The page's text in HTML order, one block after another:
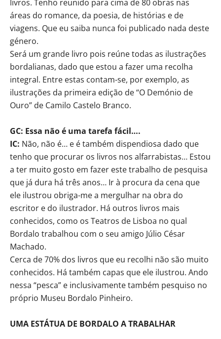
livros. Tenho reunido para cima de 80 obras nas
áreas do romance, da poesia, de histórias e de
viagens. Que eu saiba nunca foi publicado nada deste
género.
Será um grande livro pois reúne todas as ilustrações
bordalianas, dado que estou a fazer uma recolha
integral. Entre estas contam-se, por exemplo, as
ilustrações da primeira edição de “O Demónio de
Ouro” de Camilo Castelo Branco.
GC: Essa não é uma tarefa fácil….
IC: Não, não é… e é também dispendiosa dado que
tenho que procurar os livros nos alfarrabistas… Estou
a ter muito gosto em fazer este trabalho de pesquisa
que já dura há três anos… Ir à procura da cena que
ele ilustrou obriga-me a mergulhar na obra do
escritor e do ilustrador. Há outros livros mais
conhecidos, como os Teatros de Lisboa no qual
Bordalo trabalhou com o seu amigo Júlio César
Machado.
Cerca de 70% dos livros que eu recolhi não são muito
conhecidos. Há também capas que ele ilustrou. Ando
nessa “pesca” e inclusivamente também pesquiso no
próprio Museu Bordalo Pinheiro.
UMA ESTÁTUA DE BORDALO A TRABALHAR